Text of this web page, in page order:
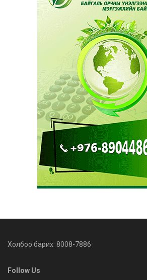
Холбоо барих: 8008-7886
Follow Us